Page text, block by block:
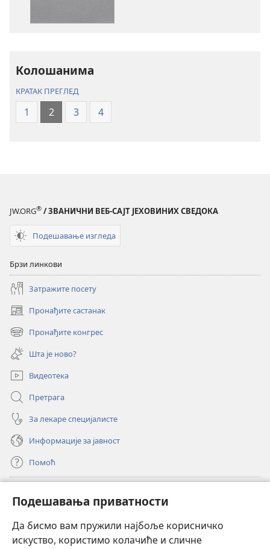
Подешавања приватности
Да бисмо вам пружили најбоље корисничко
искуство, користимо колачиће и сличне
Колошанима
КРАТАК ПРЕГЛЕД
1 2 3 4
JW.ORG® / ЗВАНИЧНИ ВЕБ-САЈТ ЈЕХОВИНИХ СВЕДОКА
Подешавање изгледа
Брзи линкови
Затражите посету
Пронађите састанак
(отвара
нови
прозор)
Пронађите конгрес
(отвара
нови
прозор)
Шта је ново?
Видеотека
Претрага
За лекаре специјалисте
Информације за јавност
Помоћ
(отвара
нови
прозор)ОНЛАЈН БИБЛИОТЕКА Watchtower
(отвара
нови